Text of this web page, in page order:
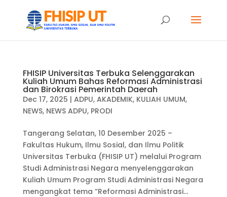
FHISIP Universitas Terbuka Selenggarakan
Kuliah Umum Bahas Reformasi Administrasi
dan Birokrasi Pemerintah Daerah
Dec 17, 2025 | ADPU, AKADEMIK, KULIAH UMUM,
NEWS, NEWS ADPU, PRODI
Tangerang Selatan, 10 Desember 2025 –
Fakultas Hukum, Ilmu Sosial, dan Ilmu Politik
Universitas Terbuka (FHISIP UT) melalui Program
Studi Administrasi Negara menyelenggarakan
Kuliah Umum Program Studi Administrasi Negara
mengangkat tema “Reformasi Administrasi...